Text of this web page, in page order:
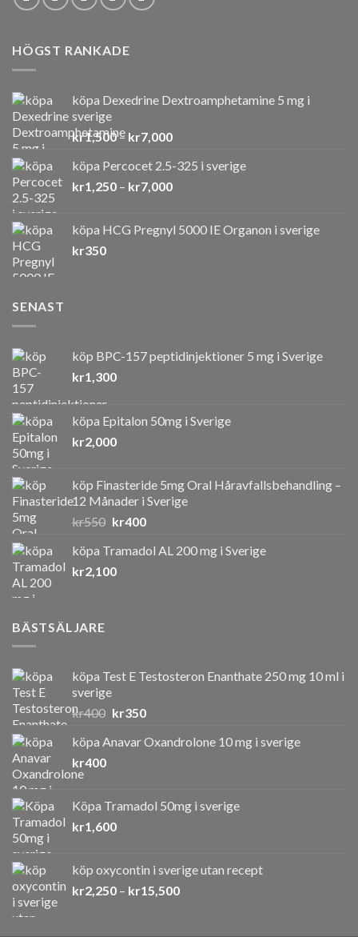
HÖGST RANKADE
köpa Dexedrine Dextroamphetamine 5 mg i
sverige
kr1,500– kr7,000Prisintervall:
till
kr7,000
köpa Percocet 2.5-325 i sverige
kr1,250 – kr7,000Prisintervall:
kr7,000
köpa HCG Pregnyl 5000 IE Organon i sverige
kr350
SENAST
köp BPC-157 peptidinjektioner 5 mg i Sverige
kr1,300
köpa Epitalon 50mg i Sverige
kr2,000
köp Finasteride 5mg Oral Håravfallsbehandling –
12 Månader i Sverige
kr550 Det
priset
var:
kr400Det
priset
köpa Tramadol AL 200 mg i Sverige
kr2,100
BÄSTSÄLJARE
köpa Test E Testosteron Enanthate 250 mg 10 ml i
sverige
kr400 Det
priset
kr350Det
priset
köpa Anavar Oxandrolone 10 mg i sverige
kr400
Köpa Tramadol 50mg i sverige
kr1,600
köp oxycontin i sverige utan recept
kr2,250 – kr15,500Prisintervall: